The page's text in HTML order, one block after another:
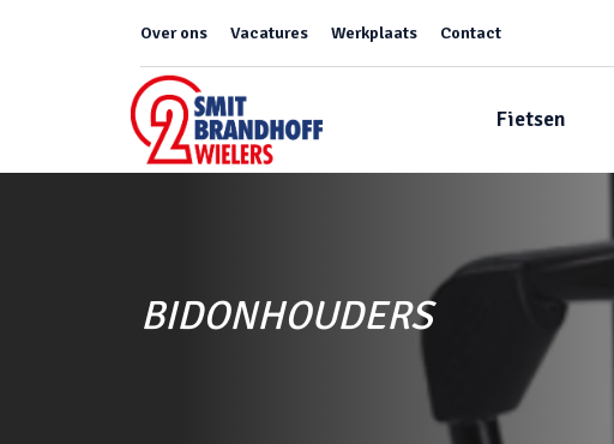
Over ons Vacatures Werkplaats Contact
Fietsen
BIDONHOUDERS